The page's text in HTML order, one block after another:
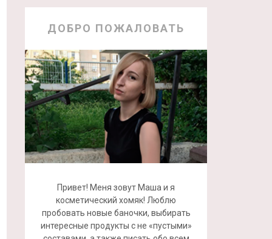
ДОБРО ПОЖАЛОВАТЬ
Привет! Меня зовут Маша и я
косметический хомяк! Люблю
пробовать новые баночки, выбирать
интересные продукты с не «пустыми»